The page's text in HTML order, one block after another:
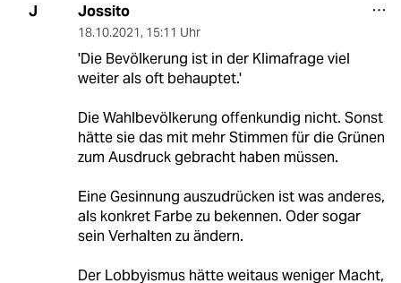
J Jossito
18.10.2021, 15:11 Uhr
'Die Bevölkerung ist in der Klimafrage viel
weiter als oft behauptet.'
Die Wahlbevölkerung offenkundig nicht. Sonst
hätte sie das mit mehr Stimmen für die Grünen
zum Ausdruck gebracht haben müssen.
Eine Gesinnung auszudrücken ist was anderes,
als konkret Farbe zu bekennen. Oder sogar
sein Verhalten zu ändern.
Der Lobbyismus hätte weitaus weniger Macht,